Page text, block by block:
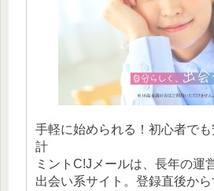
手軽に始められる！初心者で
計
ミントC!Jメールは、長年の運
出会い系サイト。登録直後か